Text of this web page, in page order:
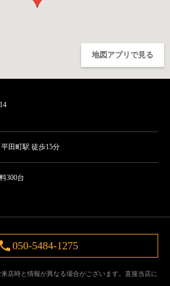
地図アプリで見る
田町駅 徒歩15分
300台
050-5484-1275
店時と情報が異なる場合がございます。直接当店に